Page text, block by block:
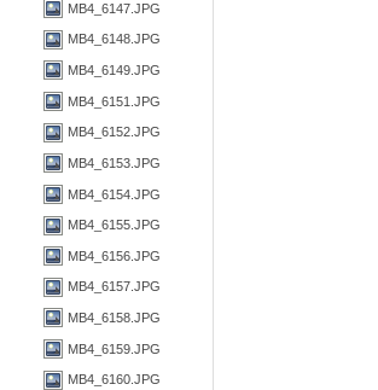
MB4_6147.JPG
MB4_6148.JPG
MB4_6149.JPG
MB4_6151.JPG
MB4_6152.JPG
MB4_6153.JPG
MB4_6154.JPG
MB4_6155.JPG
MB4_6156.JPG
MB4_6157.JPG
MB4_6158.JPG
MB4_6159.JPG
MB4_6160.JPG